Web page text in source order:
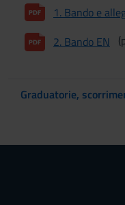
1. Bando e
2. Bando EN
Graduatorie,